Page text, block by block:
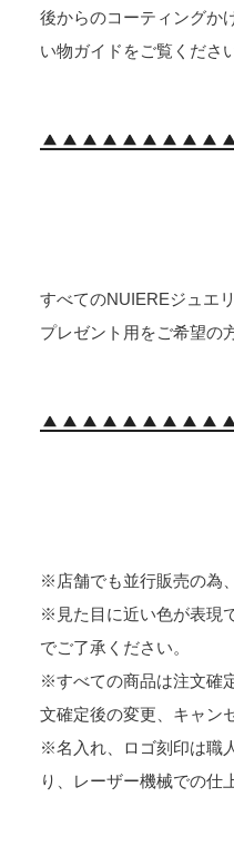
後からのコーティングか
い物ガイドをご覧くださ
すべてのNUIEREジュエ
プレゼント用をご希望の
※店舗でも並行販売の為
※見た目に近い色が表現
でご了承ください。
※すべての商品は注文確
文確定後の変更、キャン
※名入れ、ロゴ刻印は職
り、レーザー機械での仕